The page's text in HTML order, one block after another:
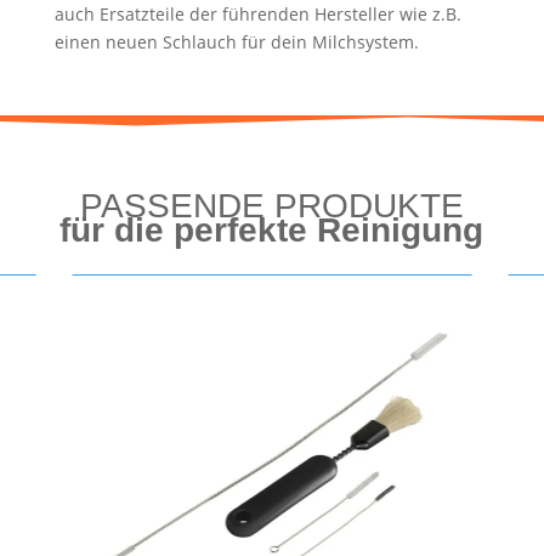
auch Ersatz­tei­le der füh­ren­den Her­stel­ler wie z.B.
einen neu­en Schlauch für dein Milchsystem.
PASSENDE PRODUKTE
für die per­fek­te Reinigung